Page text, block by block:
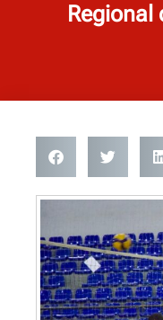
Regional